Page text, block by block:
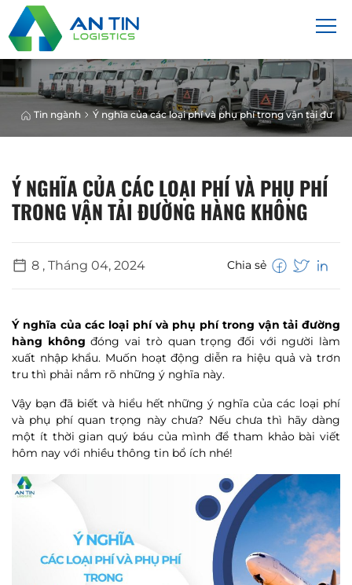
Tin ngành Ý nghĩa của các loại phí và phụ phí trong vận tải
Ý NGHĨA CỦA CÁC LOẠI PHÍ VÀ PHỤ PHÍ
TRONG VẬN TẢI ĐƯỜNG HÀNG KHÔNG
8 , Tháng 04, 2024 Chia sẻ
Ý nghĩa của các loại phí và phụ phí trong vận tải đường
hàng không đóng vai trò quan trọng đối với người làm
xuất nhập khẩu. Muốn hoạt động diễn ra hiệu quả và trơn
tru thì phải nắm rõ những ý nghĩa này.
Vậy bạn đã biết và hiểu hết những ý nghĩa của các loại phí
và phụ phí quan trọng này chưa? Nếu chưa thì hãy dàng
một ít thời gian quý báu của mình để tham khảo bài viết
hôm nay với nhiều thông tin bổ ích nhé!